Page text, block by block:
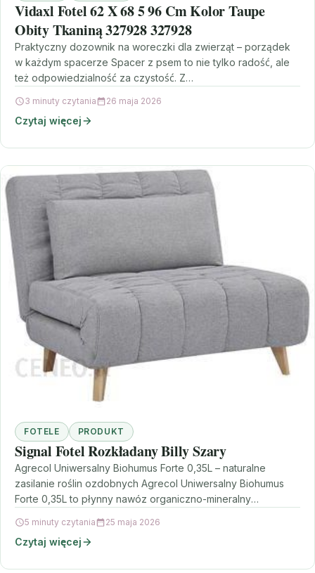
Vidaxl Fotel 62 X 68 5 96 Cm Kolor Taupe
Obity Tkaniną 327928 327928
Praktyczny dozownik na woreczki dla zwierząt – porządek
w każdym spacerze Spacer z psem to nie tylko radość, ale
też odpowiedzialność za czystość. Z…
3 minuty czytania 26 maja 2026
Czytaj więcej
FOTELE PRODUKT
Signal Fotel Rozkładany Billy Szary
Agrecol Uniwersalny Biohumus Forte 0,35L – naturalne
zasilanie roślin ozdobnych Agrecol Uniwersalny Biohumus
Forte 0,35L to płynny nawóz organiczno-mineralny
5 minuty czytania 25 maja 2026
Czytaj więcej